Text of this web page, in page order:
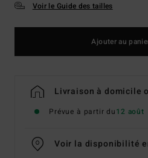
Voir le Guide des tailles
Ajouter au
Livraison à domicile
Prévue à partir du12 août
Voir la disponibilité